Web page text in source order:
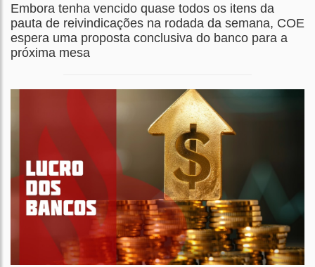
Embora tenha vencido quase todos os itens da
pauta de reivindicações na rodada da semana, COE
espera uma proposta conclusiva do banco para a
próxima mesa